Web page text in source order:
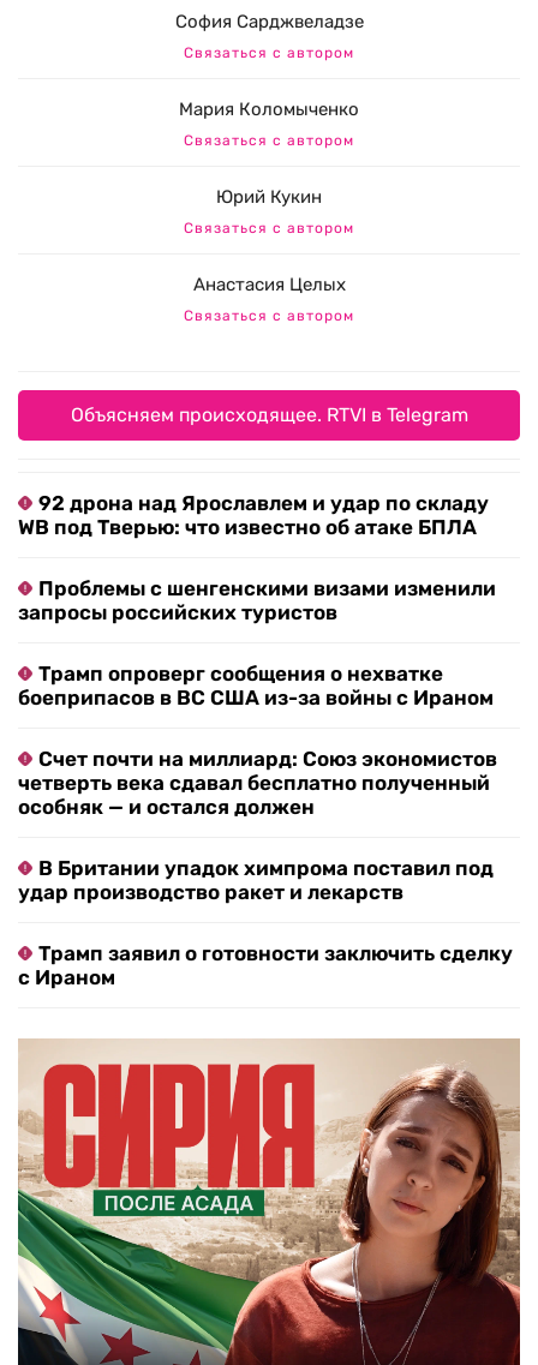
София Сарджвеладзе
Связаться с автором
Мария Коломыченко
Связаться с автором
Юрий Кукин
Связаться с автором
Анастасия Целых
Связаться с автором
Объясняем происходящее. RTVI в Telegram
92 дрона над Ярославлем и удар по складу
WB под Тверью: что известно об атаке БПЛА
Проблемы с шенгенскими визами изменили
запросы российских туристов
Трамп опроверг сообщения о нехватке
боеприпасов в ВС США из-за войны с Ираном
Счет почти на миллиард: Союз экономистов
четверть века сдавал бесплатно полученный
особняк — и остался должен
В Британии упадок химпрома поставил под
удар производство ракет и лекарств
Трамп заявил о готовности заключить сделку
с Ираном